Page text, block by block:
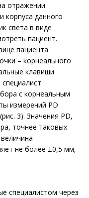
отражении
корпуса данного
света в виде
пациент.
пациента
– корнеального
клавиши
с корнеальным
измерений PD
3). Значения PD,
точнее таковых
не более ±0,5 мм,
специалистом через